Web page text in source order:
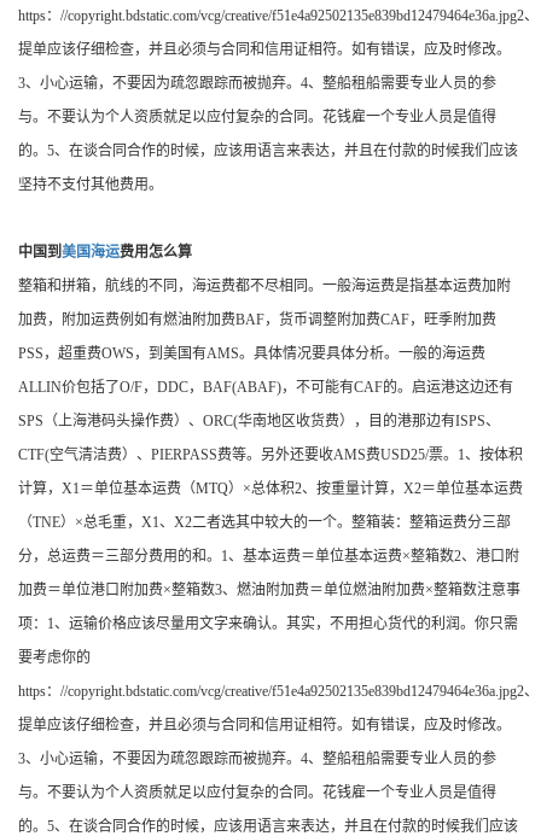
https：//copyright.bdstatic.com/vcg/creative/f51e4a92502135e839bd12479464e36a.jpg2、
提单应该仔细检查，并且必须与合同和信用证相符。如有错误，应及时修改。
3、小心运输，不要因为疏忽跟踪而被抛弃。4、整船租船需要专业人员的参
与。不要认为个人资质就足以应付复杂的合同。花钱雇一个专业人员是值得
的。5、在谈合同合作的时候，应该用语言来表达，并且在付款的时候我们应该
坚持不支付其他费用。
中国到美国海运费用怎么算
整箱和拼箱，航线的不同，海运费都不尽相同。一般海运费是指基本运费加附
加费，附加运费例如有燃油附加费BAF，货币调整附加费CAF，旺季附加费
PSS，超重费OWS，到美国有AMS。具体情况要具体分析。一般的海运费
ALLIN价包括了O/F，DDC，BAF(ABAF)，不可能有CAF的。启运港这边还有
SPS（上海港码头操作费）、ORC(华南地区收货费），目的港那边有ISPS、
CTF(空气清洁费）、PIERPASS费等。另外还要收AMS费USD25/票。1、按体积
计算，X1＝单位基本运费（MTQ）×总体积2、按重量计算，X2＝单位基本运费
（TNE）×总毛重，X1、X2二者选其中较大的一个。整箱装：整箱运费分三部
分，总运费＝三部分费用的和。1、基本运费＝单位基本运费×整箱数2、港口附
加费＝单位港口附加费×整箱数3、燃油附加费＝单位燃油附加费×整箱数注意事
项：1、运输价格应该尽量用文字来确认。其实，不用担心货代的利润。你只需
要考虑你的
https：//copyright.bdstatic.com/vcg/creative/f51e4a92502135e839bd12479464e36a.jpg2、
提单应该仔细检查，并且必须与合同和信用证相符。如有错误，应及时修改。
3、小心运输，不要因为疏忽跟踪而被抛弃。4、整船租船需要专业人员的参
与。不要认为个人资质就足以应付复杂的合同。花钱雇一个专业人员是值得
的。5、在谈合同合作的时候，应该用语言来表达，并且在付款的时候我们应该